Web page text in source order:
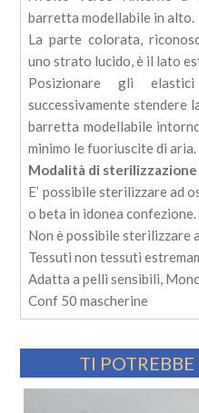
barretta modellabile in alto.
La parte colorata,
uno strato lucido, è il lato
Posizionare gli
successivamente stendere
barretta modellabile
minimo le fuoriuscite di aria.
Modalità di sterilizzazione
E’ possibile sterilizzare ad
o beta in idonea confezione.
Non è possibile sterilizzare
Tessuti non tessuti
Adatta a pelli sensibili,
Conf 50 mascherine
TI